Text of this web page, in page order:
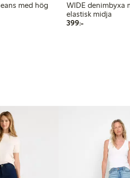
WIDE denimbyxa med
elastisk midja
399:-399,00 kr